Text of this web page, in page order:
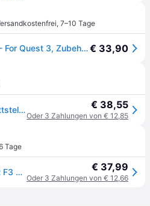
, 7–10 Tage
Bobovr F3 Facial Interface - For Quest 3, Zubehör VR + AR, Schwarz€ 33,90
BOBOVR F3 Gesichtsschnittstellen-Abdeckungspad, kompatibel mit Quest 3 VR-Zubehör mit 3-Kanal-Belüftung, einstellbarem Sichtfeld € 38,55
Oder 3 Zahlungen von € 12,85
Tage
Interfejs twarzowy BoboVR F3 do Meta Quest 3 - czarny € 37,99
Oder 3 Zahlungen von € 12,66